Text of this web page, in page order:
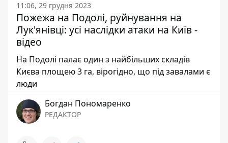
11:06, 29 грудня 2023
Пожежа на Подолі, руйнування на
Лук'янівці: усі наслідки атаки на Київ -
відео
На Подолі палає один з найбільших складів
Києва площею 3 га, вірогідно, що під завалами є
люди
Богдан Пономаренко
РЕДАКТОР